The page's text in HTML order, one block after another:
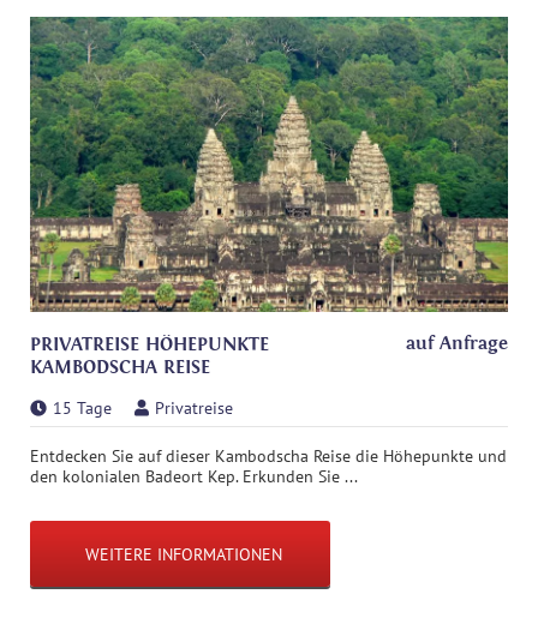
PRIVATREISE HÖHEPUNKTE
KAMBODSCHA REISE
auf Anfrage
15 Tage Privatreise
Entdecken Sie auf dieser Kambodscha Reise die Höhepunkte und
den kolonialen Badeort Kep. Erkunden Sie ...
WEITERE INFORMATIONEN